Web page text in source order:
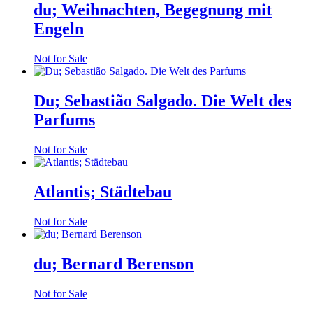
du; Weihnachten, Begegnung mit
Engeln
Not for Sale
Du; Sebastião Salgado. Die Welt des
Parfums
Not for Sale
Atlantis; Städtebau
Not for Sale
du; Bernard Berenson
Not for Sale